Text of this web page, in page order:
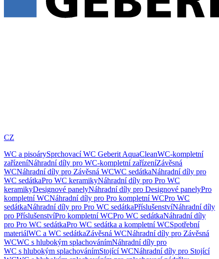
CZ
WC a pisoárySprchovací WC Geberit AquaCleanWC-kompletní
zařízeníNáhradní díly pro WC-kompletní zařízeníZávěsná
WCNáhradní díly pro Závěsná WCWC sedátkaNáhradní díly pro
WC sedátkaPro WC keramikyNáhradní díly pro Pro WC
keramikyDesignové panelyNáhradní díly pro Designové panelyPro
kompletní WCNáhradní díly pro Pro kompletní WCPro WC
sedátkaNáhradní díly pro Pro WC sedátkaPříslušenstvíNáhradní díly
pro PříslušenstvíPro kompletní WCPro WC sedátkaNáhradní díly
pro Pro WC sedátkaPro WC sedátka a kompletní WCSpotřební
materiálWC a WC sedátkaZávěsná WCNáhradní díly pro Závěsná
WCWC s hlubokým splachovánímNáhradní díly pro
WC s hlubokým splachovánímStojící WCNáhradní díly pro Stojící